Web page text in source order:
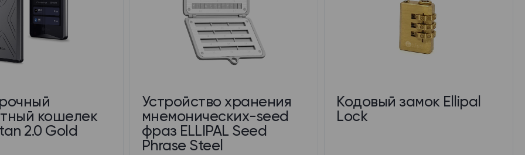
кошелек
2.0 Gold
Устройство хранения
мнемонических-seed
фраз ELLIPAL Seed
Phrase Steel
Кодовый замок Ellipal
Lock